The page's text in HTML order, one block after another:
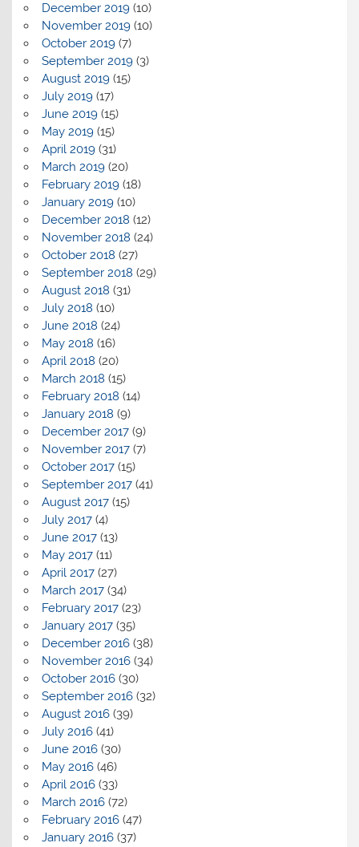
December 2019(10)
November 2019(10)
October 2019(7)
September 2019(3)
August 2019(15)
July 2019(17)
June 2019(15)
May 2019(15)
April 2019(31)
March 2019(20)
February 2019(18)
January 2019(10)
December 2018 (12)
November 2018 (24)
October 2018 (27)
September 2018 (29)
August 2018 (31)
July 2018 (10)
June 2018 (24)
May 2018 (16)
April 2018 (20)
March 2018 (15)
February 2018 (14)
January 2018 (9)
December 2017(9)
November 2017(7)
October 2017(15)
September 2017(41)
August 2017(15)
July 2017(4)
June 2017(13)
May 2017(11)
April 2017(27)
March 2017(34)
February 2017(23)
January 2017(35)
December 2016(38)
November 2016(34)
October 2016(30)
September 2016(32)
August 2016(39)
July 2016(41)
June 2016(30)
May 2016(46)
April 2016(33)
March 2016(72)
February 2016(47)
January 2016(37)